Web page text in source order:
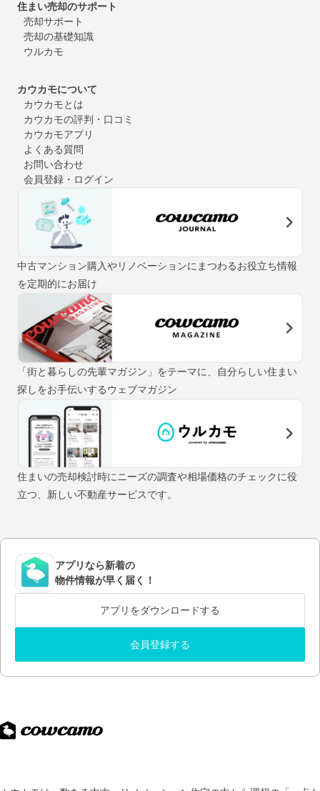
住まい売却のサポート
売却サポート
売却の基礎知識
ウルカモ
カウカモについて
カウカモとは
カウカモの評判・口コミ
カウカモアプリ
よくある質問
お問い合わせ
会員登録・ログイン
中古マンション購入やリノベーションにまつわるお役立ち情報
を定期的にお届け
「街と暮らしの先輩マガジン」をテーマに、自分らしい住まい
探しをお手伝いするウェブマガジン
住まいの売却検討時にニーズの調査や相場価格のチェックに役
立つ、新しい不動産サービスです。
アプリなら新着の
物件情報が早く届く！
アプリをダウンロードする
会員登録する